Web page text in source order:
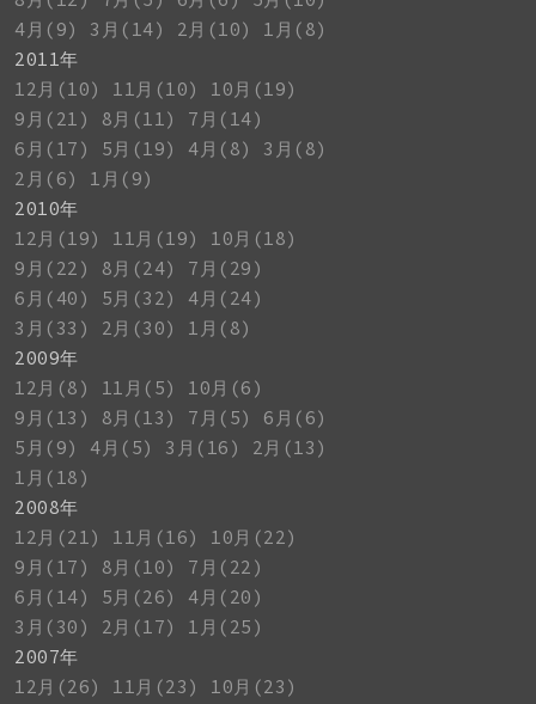
4月(9)
3月(14) 2月(10)
1月(8)
2011年
12月(10)
11月(10)
10月(19)
9月(21)
8月(11)
7月(14)
6月(17)
5月(19) 4月(8)
3月(8)
2月(6)
1月(9)
2010年
12月(19)
11月(19)
10月(18)
9月(22)
8月(24)
7月(29)
6月(40)
5月(32)
4月(24)
3月(33)
2月(30)
1月(8)
2009年
12月(8)
11月(5)
10月(6)
9月(13)
8月(13) 7月(5)
6月(6)
5月(9)
4月(5) 3月(16)
2月(13)
1月(18)
2008年
12月(21)
11月(16)
10月(22)
9月(17)
8月(10)
7月(22)
6月(14)
5月(26)
4月(20)
3月(30)
2月(17)
1月(25)
2007年
12月(26)
11月(23)
10月(23)